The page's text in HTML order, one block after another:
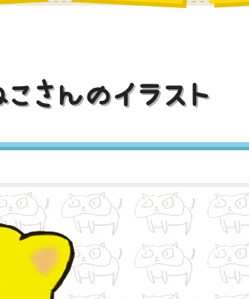
さんのイラスト